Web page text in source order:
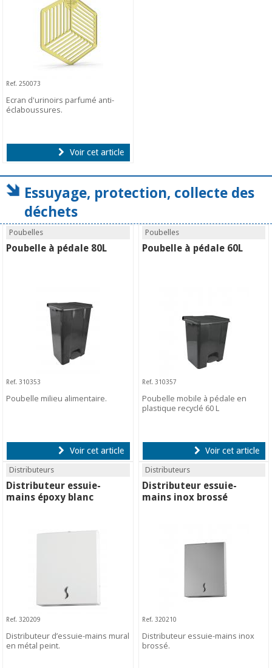
Ref. 250073
Ecran d'urinoirs parfumé anti-
éclaboussures.
Voir cet article
Essuyage, protection, collecte des
déchets
Poubelles
Poubelle à pédale 80L
Ref. 310353
Poubelle milieu alimentaire.
Voir cet article
Poubelles
Poubelle à pédale 60L
Ref. 310357
Poubelle mobile à pédale en
plastique recyclé 60 L
Voir cet article
Distributeurs
Distributeur essuie-
mains époxy blanc
Ref. 320209
Distributeur d’essuie-mains mural
en métal peint.
Distributeurs
Distributeur essuie-
mains inox brossé
Ref. 320210
Distributeur essuie-mains inox
brossé.